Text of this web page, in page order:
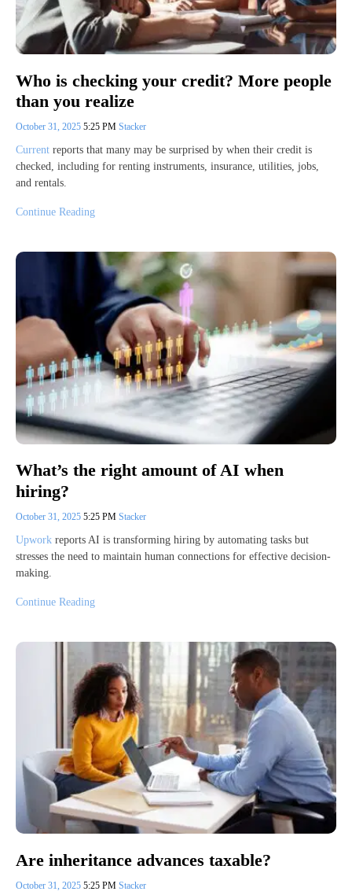
Who is checking your credit? More people
than you realize
October 31, 2025 5:25 PM Stacker
Current reports that many may be surprised by when their credit is
checked, including for renting instruments, insurance, utilities, jobs,
and rentals.
Continue Reading
What’s the right amount of AI when
hiring?
October 31, 2025 5:25 PM Stacker
Upwork reports AI is transforming hiring by automating tasks but
stresses the need to maintain human connections for effective decision-
making.
Continue Reading
Are inheritance advances taxable?
October 31, 2025 5:25 PM Stacker